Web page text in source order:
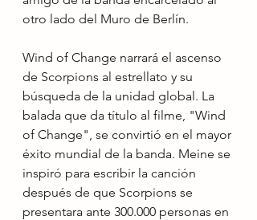
otro lado del Muro de Berlín.
Wind of Change narrará el ascenso
de Scorpions al estrellato y su
búsqueda de la unidad global. La
balada que da título al filme, "Wind
of Change", se convirtió en el mayor
éxito mundial de la banda. Meine se
inspiró para escribir la canción
después de que Scorpions se
presentara ante 300.000 personas en